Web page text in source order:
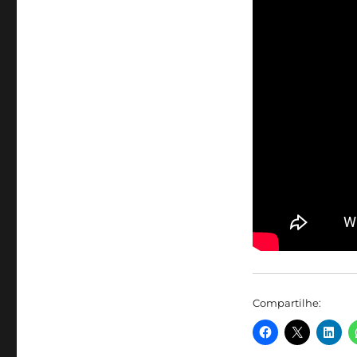
Compartilhe: